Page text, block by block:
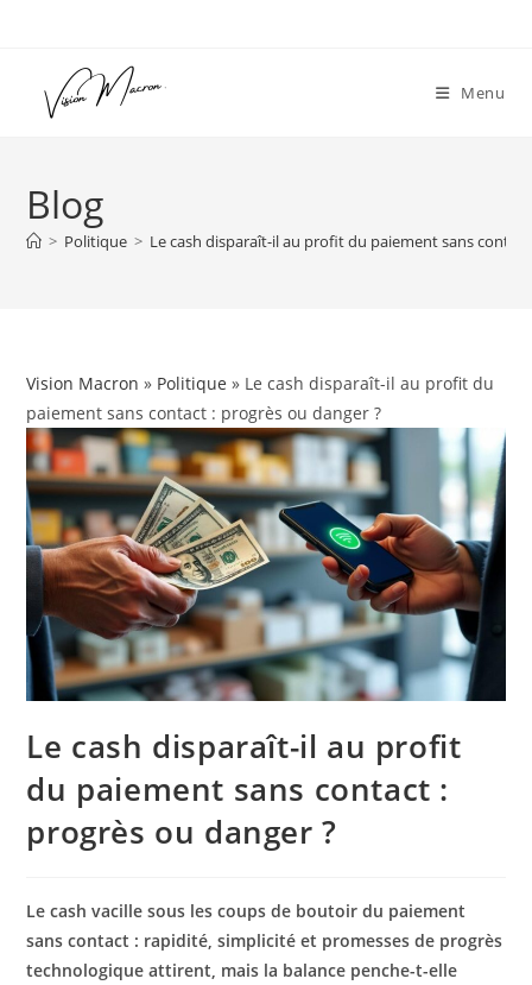
Menu
Blog
> Politique > Le cash disparaît-il au profit du paiement sans
Vision Macron » Politique » Le cash disparaît-il au profit du
paiement sans contact : progrès ou danger ?
Le cash disparaît-il au profit
du paiement sans contact :
progrès ou danger ?
Lecash vacille sous les coups de boutoir du paiement
sans contact : rapidité, simplicité et promesses de progrès
technologique attirent, mais la balance penche-t-elle